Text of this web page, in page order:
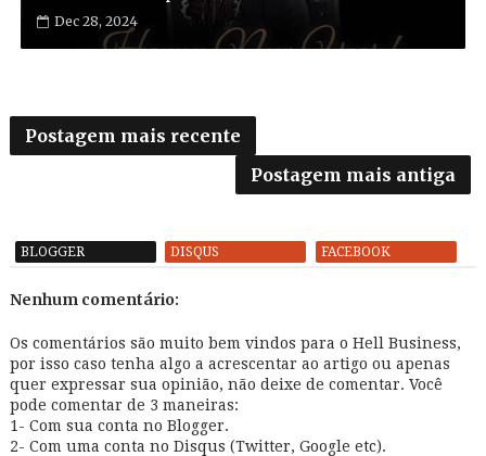
Dec 28, 2024
Postagem mais recente
Postagem mais antiga
BLOGGER DISQUS FACEBOOK
Nenhum comentário:
Os comentários são muito bem vindos para o Hell Business,
por isso caso tenha algo a acrescentar ao artigo ou apenas
quer expressar sua opinião, não deixe de comentar. Você
pode comentar de 3 maneiras:
1- Com sua conta no Blogger.
2- Com uma conta no Disqus (Twitter, Google etc).